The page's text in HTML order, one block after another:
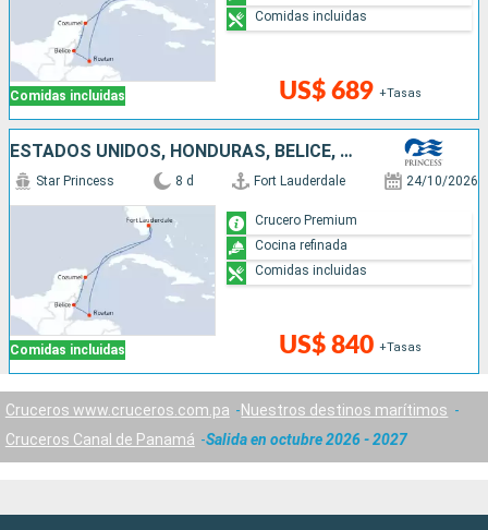
Comidas incluidas US$ 689 +Tasas
Comidas incluidas
ESTADOS UNIDOS, HONDURAS, BELICE, MÉXICO
Comidas incluidas
Star Princess 8 d Fort Lauderdale 24/10/2026
US$ 840 +Tasas
Crucero Premium
Cocina refinada
Comidas incluidas
Cruceros www.cruceros.com.pa
Nuestros destinos marítimos
Cruceros Canal de Panamá
Salida en octubre 2026 - 2027